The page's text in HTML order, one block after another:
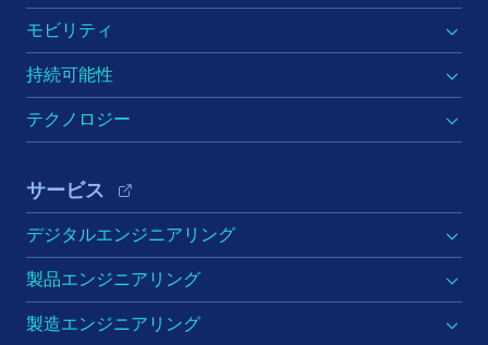
モビリティ
持続可能性
テクノロジー
サービス
デジタルエンジニアリング
製品エンジニアリング
製造エンジニアリング